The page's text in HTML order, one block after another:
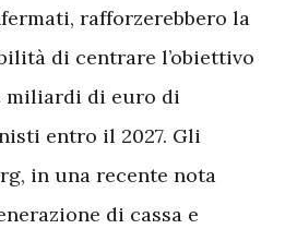
rafforzerebbero la
di centrare l’obiettivo
di euro di
entro il 2027. Gli
in una recente nota
di cassa e